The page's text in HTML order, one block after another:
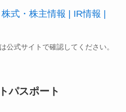
式・株主情報 | IR情報 |
公式サイトで確認してください。
パスポート